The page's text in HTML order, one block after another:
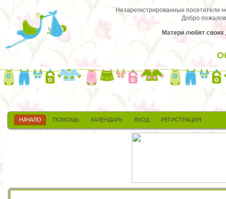
Незарегистрированные посетители
Добро
Матери любят своих
НАЧАЛО ПОМОЩЬ КАЛЕНДАРЬ ВХОД РЕГИСТРАЦИЯ